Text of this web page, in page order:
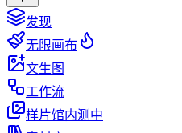
发现
无限画布
文生图
工作流
样片馆内测中